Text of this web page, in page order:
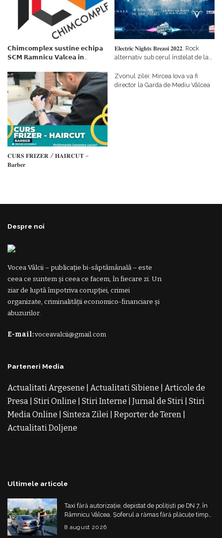
𝗖𝗵𝗶𝗺𝗰𝗼𝗺𝗽𝗹𝗲𝘅 𝘀𝘂𝘀𝘁𝗶𝗻𝗲 𝗲𝗰𝗵𝗶𝗽𝗮
𝗦𝗖𝗠 𝗥𝗮𝗺𝗻𝗶𝗰𝘂 𝗩𝗮𝗹𝗰𝗲𝗮 𝗶𝗻
𝗳𝗶𝗻𝗮𝗻𝘁𝗮𝘁𝗼𝗿
𝐄𝐥𝐞𝐜𝐭𝐫𝐢𝐜 𝐍𝐢𝐠𝐡𝐭𝐬 𝐁𝐫𝐞𝐳𝐨𝐢 𝟐𝟎𝟐𝟐. Rock
alternativ sub cerul înstelat de la
𝐂𝐔𝐑𝐒 𝐅𝐑𝐈𝐙𝐄𝐑 / 𝐇𝐀𝐈𝐑𝐂𝐔𝐓 –
𝐁𝐚𝐫𝐛𝐞𝐫
Zvonul zilei: Mircea Iova va fi
director la Garda de Mediu Vâlcea
Despre noi
Vocea Vâlcii – publicație bi-săptămânală – este
ceea ce suntem și ceea ce facem, în fiecare zi. Un
ziar de luptă împotriva corupției, crimei
organizate, criminalității economico-financiare și
abuzurilor.
E-mail:voceavalcii@gmail.com
Parteneri Media
Actualitati Argesene Actualitati Sibiene
Articole de
Presa Stiri Online Stiri Interne Jurnal de Stiri Stiri
Media Online
Sinteza Zilei Reporter de Teren
Actualitati Doljene
Ultimele articole
Taxi fără autorizație, depistat de polițiști pe DN 7, în
Râmnicu Vâlcea. Șoferul a rămas fără plăcuțe timp
de 6 luni
8 august 2026